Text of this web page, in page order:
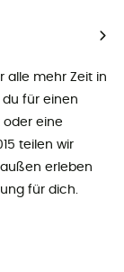
alle mehr Zeit in
du für einen
oder eine
teilen wir
erleben
für dich.